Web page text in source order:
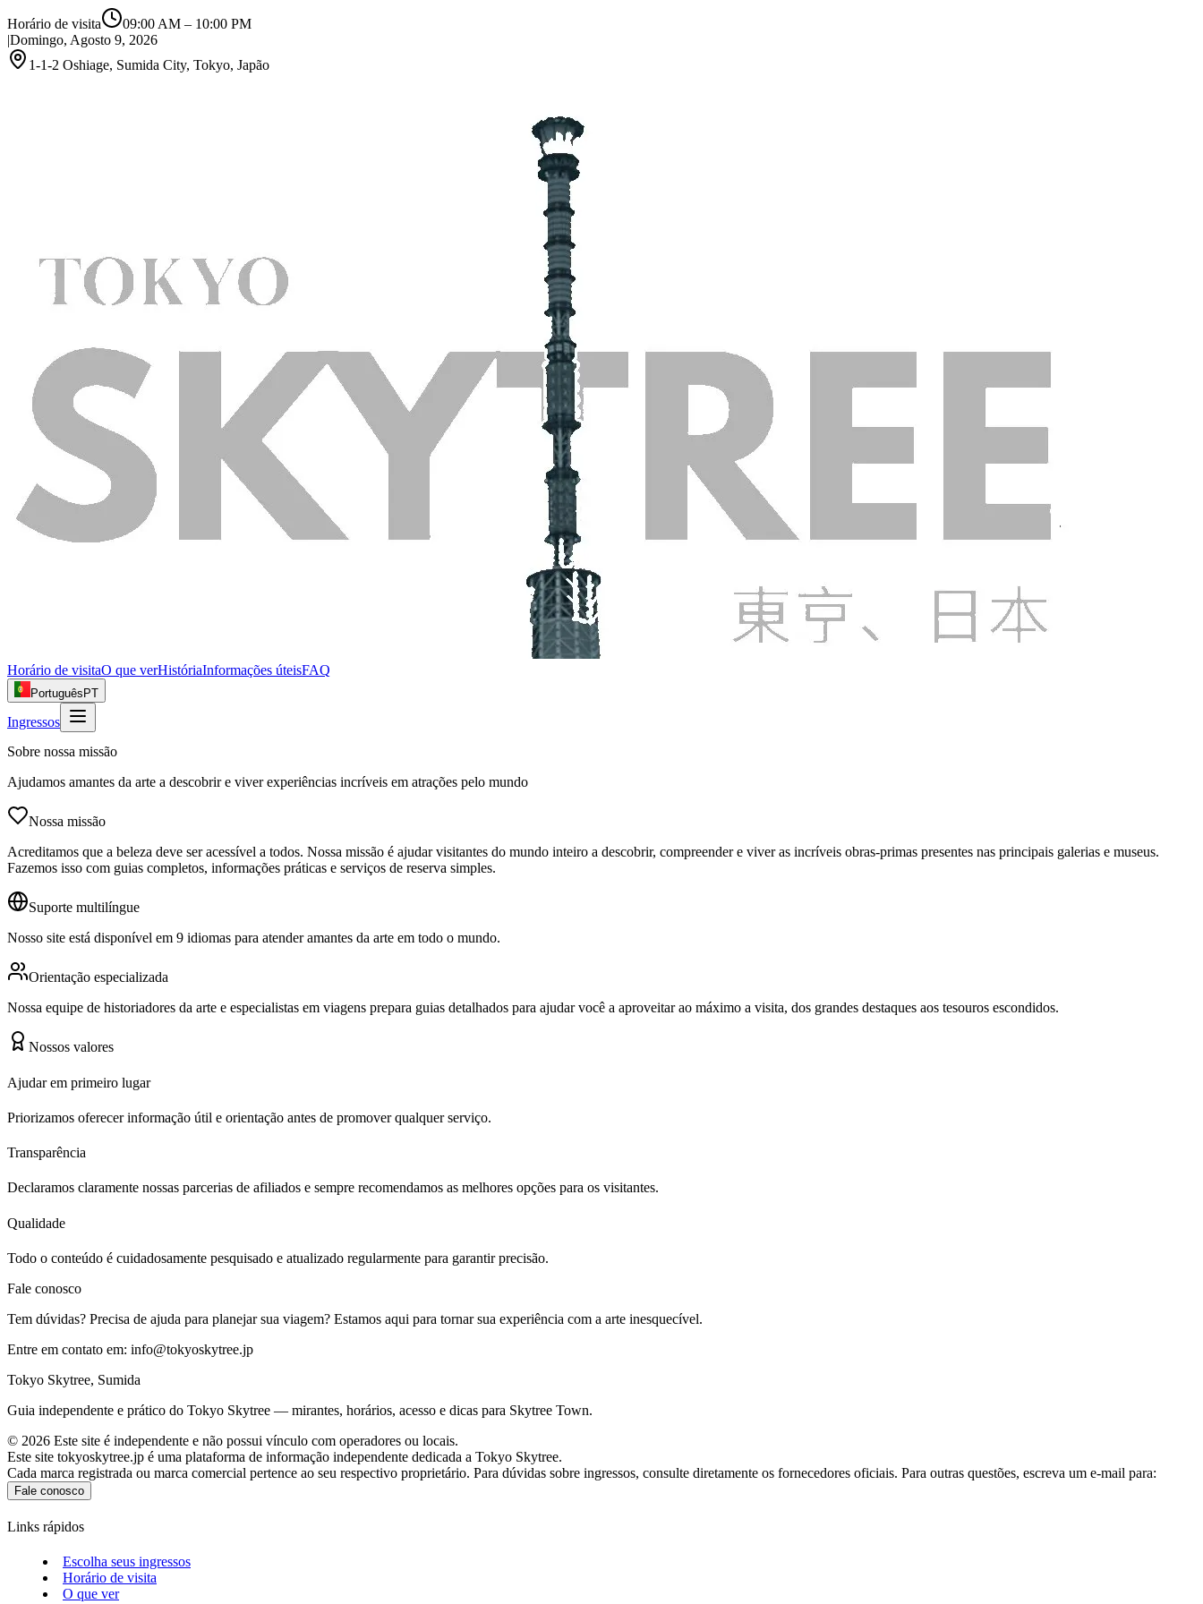
Horário de visita 09:00 AM – 10:00 PM
|Domingo, Agosto 9, 2026
1-1-2 Oshiage, Sumida City, Tokyo, Japão
Horário de visitaO que verHistóriaInformações úteisFAQ
Português PT
Ingressos
Sobre nossa missão
Ajudamos amantes da arte a descobrir e viver experiências incríveis em atrações pelo mundo
Nossa missão
Acreditamos que a beleza deve ser acessível a todos. Nossa missão é ajudar visitantes do mundo inteiro a descobrir, compreender e viver as incríveis obras-primas presentes nas principais galerias e museus.
Fazemos isso com guias completos, informações práticas e serviços de reserva simples.
Suporte multilíngue
Nosso site está disponível em 9 idiomas para atender amantes da arte em todo o mundo.
Orientação especializada
Nossa equipe de historiadores da arte e especialistas em viagens prepara guias detalhados para ajudar você a aproveitar ao máximo a visita, dos grandes destaques aos tesouros escondidos.
Nossos valores
Ajudar em primeiro lugar
Priorizamos oferecer informação útil e orientação antes de promover qualquer serviço.
Transparência
Declaramos claramente nossas parcerias de afiliados e sempre recomendamos as melhores opções para os visitantes.
Qualidade
Todo o conteúdo é cuidadosamente pesquisado e atualizado regularmente para garantir precisão.
Fale conosco
Tem dúvidas? Precisa de ajuda para planejar sua viagem? Estamos aqui para tornar sua experiência com a arte inesquecível.
Entre em contato em: info@tokyoskytree.jp
Tokyo Skytree, Sumida
Guia independente e prático do Tokyo Skytree — mirantes, horários, acesso e dicas para Skytree Town.
© 2026 Este site é independente e não possui vínculo com operadores ou locais.
Este site tokyoskytree.jp é uma plataforma de informação independente dedicada a Tokyo Skytree.
Cada marca registrada ou marca comercial pertence ao seu respectivo proprietário. Para dúvidas sobre ingressos, consulte diretamente os fornecedores oficiais. Para outras questões, escreva um e-mail para:
Fale conosco
Links rápidos
Escolha seus ingressos
Horário de visita
O que ver